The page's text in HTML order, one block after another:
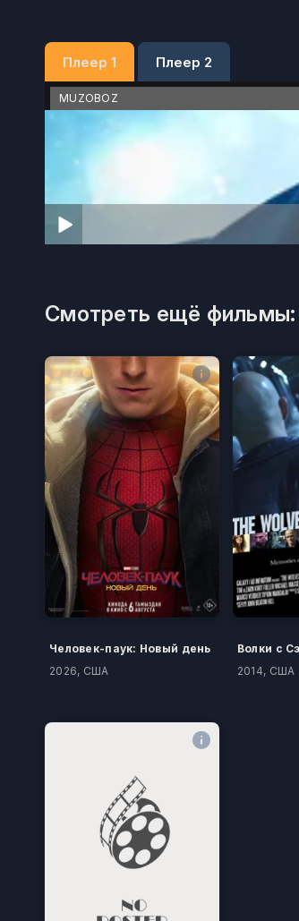
Плеер 1 Плеер 2
MUZOBOZ
Смотреть ещё фильмы:
Человек-паук: Новый день
2026, США
Волки с
2014, США